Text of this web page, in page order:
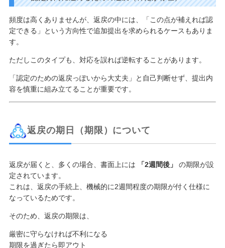
頻度は高くありませんが、返戻の中には、「この点が補えれば認
定できる」という方向性で追加提出を求められるケースもありま
す。
ただしこのタイプも、対応を誤れば逆転することがあります。
「認定のための返戻っぽいから大丈夫」と自己判断せず、提出内
容を慎重に組み立てることが重要です。
返戻の期日（期限）について
返戻が届くと、多くの場合、書面上には 「2週間後」
の期限が設
定されています。
これは、返戻の手続上、機械的に2週間程度の期限が付く仕様に
なっているためです。
そのため、返戻の期限は、
厳密に守らなければ不利になる
期限を過ぎたら即アウト